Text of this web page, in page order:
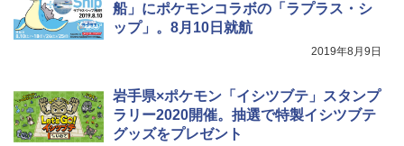
船」にポケモンコラボの「ラプラス・シ
ップ」。8月10日就航
2019年8月9日
岩手県×ポケモン「イシツブテ」スタンプ
ラリー2020開催。抽選で特製イシツブテ
グッズをプレゼント